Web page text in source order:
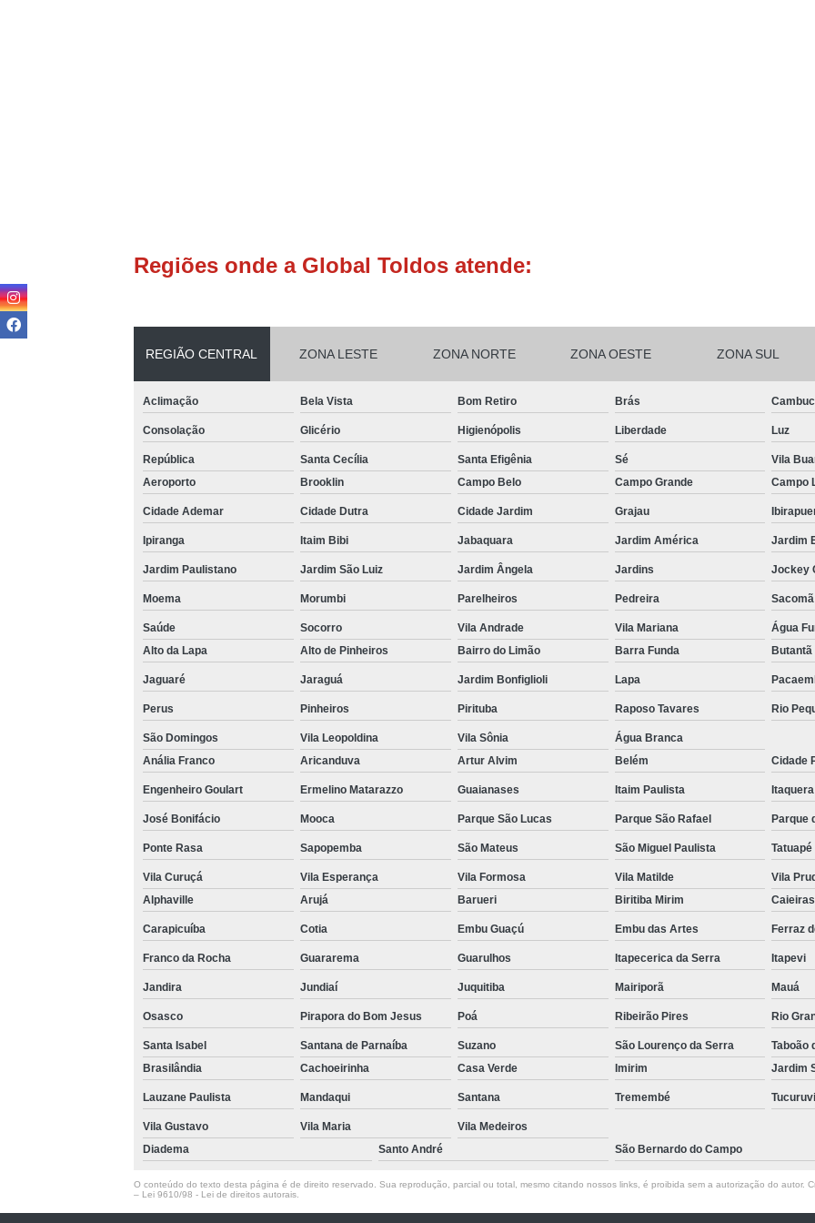
Toldos
Cortinas Rolô para Sacadas
Cortinas
Preço Toldos de Lona
Preços de
Toldo de Lona em Cotia
Toldo de
Toldo de Lona em São Caetano
Toldos de Lona Preço
Cobertura de Toldo
Cobertura de Toldos
Cobertura Toldo
Cobertura Toldos
Coberturas Toldos
Empresa de
Empresa de Toldos em SP
Empresas de Toldo
Empresas
Toldo e Cobertura
Toldo e Coberturas
Toldos Coberturas
Toldos
Toldos e Coberturas em
Toldos e Coberturas em São
Toldos e Coberturas no ABC
Toldos e Coberturas no Vale do Tietê
Toldos para Coberturas
Cobertura Estacionamento
Cobertura para Estacionamento
Cobertura para
Cobertura para Estacionamento em
Cobertura para Estacionamento em
Cobertura para Estacionamento no ABC
Cobertura para
Coberturas Estacionamento
Regiões onde a Global Toldos atende:
REGIÃO CENTRAL ZONA LESTE ZONA NORTE ZONA OESTE ZONA SUL
Aclimação Bela Vista Bom Retiro Brás
Consolação Glicério Higienópolis Liberdade Luz
República Santa Cecília Santa Efigênia Sé
Vila
Aeroporto
Brooklin Campo Belo Campo Grande Campo
Cidade Ademar Cidade Dutra Cidade Jardim Grajau
Ipiranga Itaim Bibi Jabaquara Jardim América Jardim
Jardim Paulistano Jardim São Luiz Jardim Ângela Jardins Jockey
Moema Morumbi Parelheiros Pedreira Sacomã
Saúde Socorro Vila Andrade Vila Mariana
Água
Alto da Lapa
Alto de Pinheiros Bairro do Limão Barra Funda Butantã
Jaguaré Jaraguá Jardim Bonfiglioli Lapa
Perus Pinheiros Pirituba Raposo Tavares Rio
São Domingos Vila Leopoldina Vila Sônia
Água Branca
Anália Franco
Aricanduva Artur Alvim Belém Cidade
Engenheiro Goulart Ermelino Matarazzo Guaianases Itaim Paulista Itaquera
José Bonifácio Mooca Parque São Lucas Parque São Rafael Parque
Ponte Rasa Sapopemba São Mateus São Miguel Paulista Tatuapé
Vila Curuçá Vila Esperança Vila Formosa Vila Matilde Vila
Alphaville
Arujá Barueri Biritiba Mirim Caieiras
Carapicuíba Cotia Embu Guaçú Embu das Artes Ferraz
Franco da Rocha Guararema Guarulhos Itapecerica da Serra Itapevi
Jandira Jundiaí Juquitiba Mairiporã Mauá
Osasco Pirapora do Bom Jesus Poá Ribeirão Pires Rio
Santa Isabel Santana de Parnaíba Suzano São Lourenço da Serra Taboão
Brasilândia
Cachoeirinha Casa Verde Imirim Jardim
Lauzane Paulista Mandaqui Santana Tremembé Tucuruvi
Vila Gustavo Vila Maria
Vila Medeiros
Diadema
Santo André São Bernardo do Campo
O conteúdo do texto desta página é de direito reservado. Sua reprodução, parcial ou total, mesmo citando nossos links, é proibida sem a autorização do autor.
– Lei 9610/98 - Lei de direitos autorais.